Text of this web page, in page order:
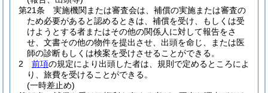
第21条
実施機関または審査会は、補償の実施または審査の
ため必要があると認めるときは、補償を受け、もしくは受
けようとする者またはその他の関係人に対して報告をさ
せ、文書その他の物件を提出させ、出頭を命じ、または医
師の診断もしくは検案を受けさせることができる。
2
前項の規定により出頭した者は、規則で定めるところによ
り、旅費を受けることができる。
(一時差止め)